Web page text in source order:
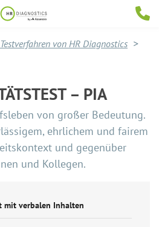
von HR Diagnostics
– PIA
von großer Bedeutung.
ehrlichem und fairem
und gegenüber
und Kollegen.
mit verbalen Inhalten